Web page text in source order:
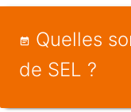
Quelles
de SEL ?